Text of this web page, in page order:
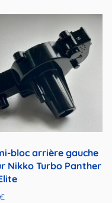
bloc arrière gauche
Nikko Turbo Panther
€